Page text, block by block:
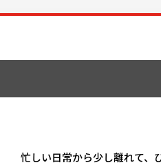
忙しい日常から少し離れて、